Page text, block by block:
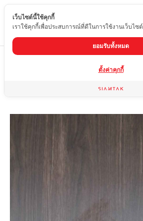
TH
กระเบื้องผิวด้าน
เว็บไซต์นี้ใช้คุกกี้
เราใช้คุกกี้เพื่อประสบการณ์ที่ดีในการใช้งานเว็บไซต์
ยอมรับทั้งหมด
ตั้งค่าคุกกี้